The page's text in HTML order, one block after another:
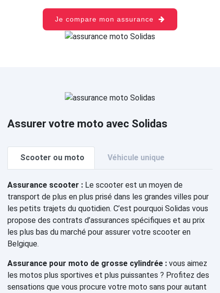
Je compare mon assurance
Assurer votre moto avec Solidas
Scooter ou moto Véhicule unique
Assurance scooter : Le scooter est un moyen de
transport de plus en plus prisé dans les grandes villes pour
les petits trajets du quotidien. C’est pourquoi Solidas vous
propose des contrats d’assurances spécifiques et au prix
les plus bas du marché pour assurer votre scooter en
Belgique.
Assurance pour moto de grosse cylindrée : vous aimez
les motos plus sportives et plus puissantes ? Profitez des
sensations que vous procure votre moto sans pour autant